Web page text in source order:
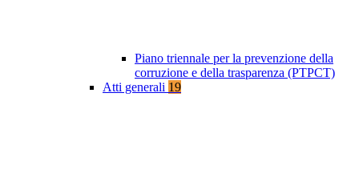
Piano triennale per la prevenzione della
corruzione e della trasparenza (PTPCT)
Atti generali 19